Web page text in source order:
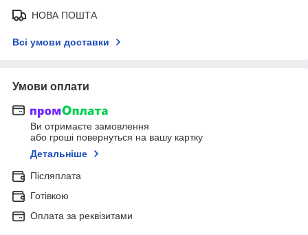
НОВА ПОШТА
Всі умови доставки
Умови оплати
Ви отримаєте замовлення
або гроші повернуться на вашу картку
Детальніше
Післяплата
Готівкою
Оплата за реквізитами